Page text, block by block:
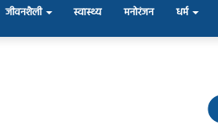
जीवनशैली स्वास्थ्य मनोरंजन धर्म